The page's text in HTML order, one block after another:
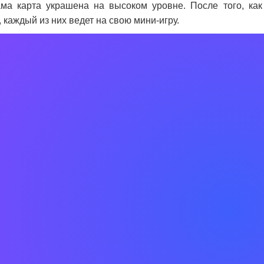
карта украшена на высоком уровне. После того,
каждый из них ведет на свою мини-игру.